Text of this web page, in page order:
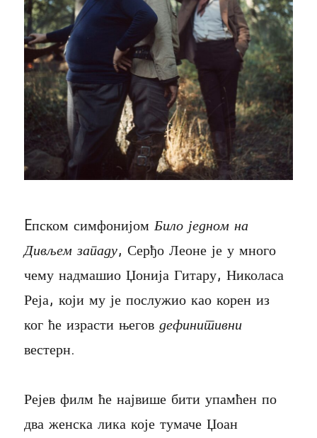
Eпском симфонијом Било једном на
Дивљем западу, Серђо Леоне је у много
чему надмашио Џонија Гитару, Николаса
Реја, који му је послужио као корен из
ког ће израсти његовдефинитивни
вестерн.
Рејев филм ће највише бити упамћен по
два женска лика које тумаче Џоан